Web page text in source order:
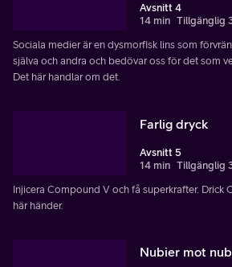
Avsnitt 4
14 min Tillgänglig
Sociala medier är en dysmorfisk lins som
själva och andra och bedövar oss för det som
Det här handlar om det.
Farlig dryck
Avsnitt 5
14 min Tillgänglig
Injicera Compound V och få superkrafter. Drick
här händer.
Nubier mot